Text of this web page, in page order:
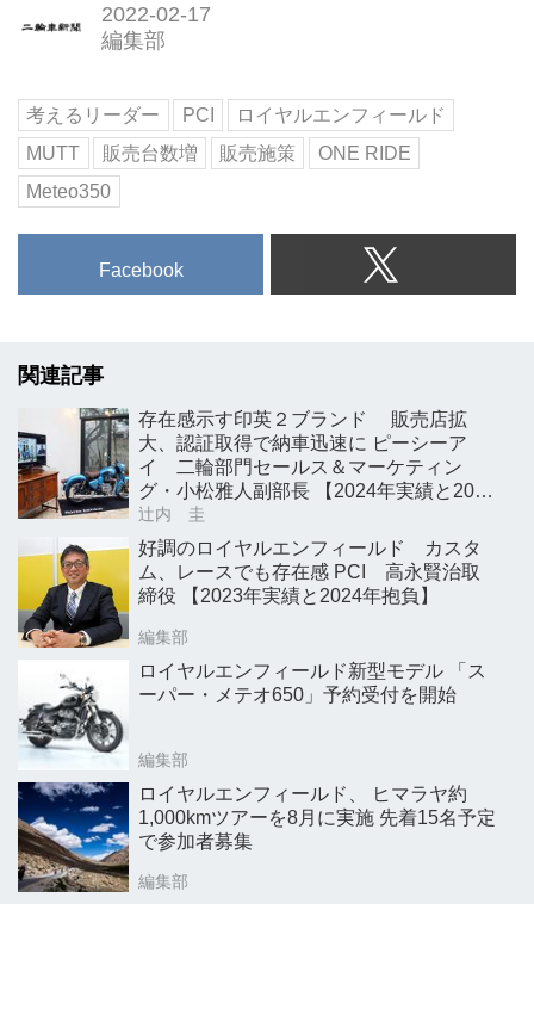
2022-02-17
編集部
考えるリーダー PCI
ロイヤルエンフィールド
MUTT
販売台数増 販売施策
ONE RIDE
Meteo350
Facebook
関連記事
存在感示す印英２ブランド 販売店拡
大、認証取得で納車迅速に ピーシーア
イ 二輪部門セールス＆マーケティン
グ・小松雅人副部長 【2024年実績と2025
年抱負】
辻内 圭
好調のロイヤルエンフィールド カスタ
ム、レースでも存在感 PCI 高永賢治取
締役 【2023年実績と2024年抱負】
編集部
ロイヤルエンフィールド新型モデル 「ス
ーパー・メテオ650」予約受付を開始
編集部
ロイヤルエンフィールド、 ヒマラヤ約
1,000kmツアーを8月に実施 先着15名予定
で参加者募集
編集部